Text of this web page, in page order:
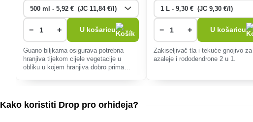
− + U košaricu
Guano biljkama osigurava potrebna
hranjiva tijekom cijele vegetacije u
obliku u kojem hranjiva dobro prima
− + U košaricu
Zakiseljivač tla i tekuće gnojivo za
azaleje i rododendrone 2 u 1.
Kako koristiti Drop pro orhideja?